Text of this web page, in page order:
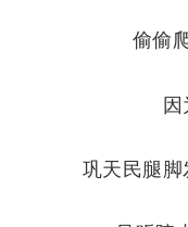
偷偷
巩天民腿